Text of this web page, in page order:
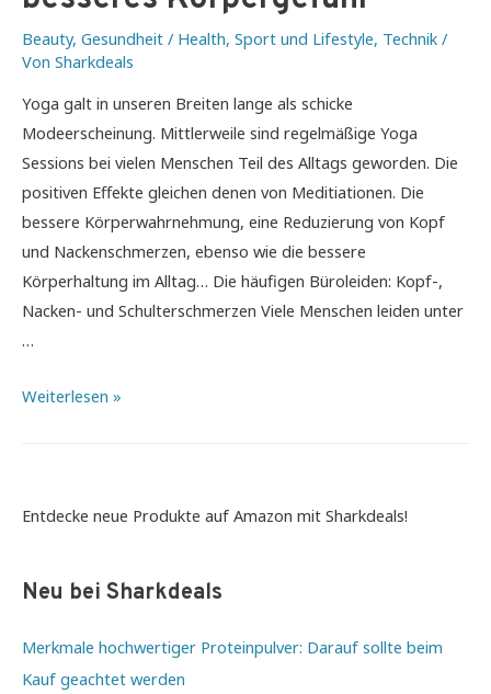
Beauty, Gesundheit / Health, Sport und Lifestyle, Technik /
Von Sharkdeals
Yoga galt in unseren Breiten lange als schicke
Modeerscheinung. Mittlerweile sind regelmäßige Yoga
Sessions bei vielen Menschen Teil des Alltags geworden. Die
positiven Effekte gleichen denen von Meditiationen. Die
bessere Körperwahrnehmung, eine Reduzierung von Kopf
und Nackenschmerzen, ebenso wie die bessere
Körperhaltung im Alltag… Die häufigen Büroleiden: Kopf-,
Nacken- und Schulterschmerzen Viele Menschen leiden unter
…
Top
für
Körpergefühl
Weiterlesen »
Entdecke neue Produkte auf Amazon mit Sharkdeals!
Neu bei Sharkdeals
Merkmale hochwertiger Proteinpulver: Darauf sollte beim
Kauf geachtet werden